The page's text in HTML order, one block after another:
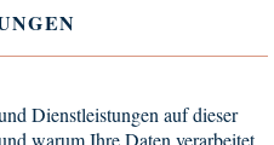
Dienstleistungen auf dieser
warum Ihre Daten verarbeitet